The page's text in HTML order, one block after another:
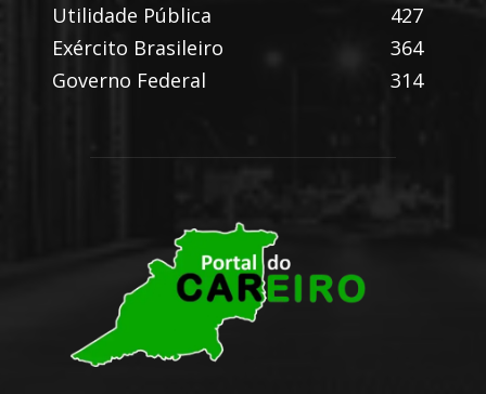
Utilidade Pública
427
Exército Brasileiro
364
Governo Federal
314